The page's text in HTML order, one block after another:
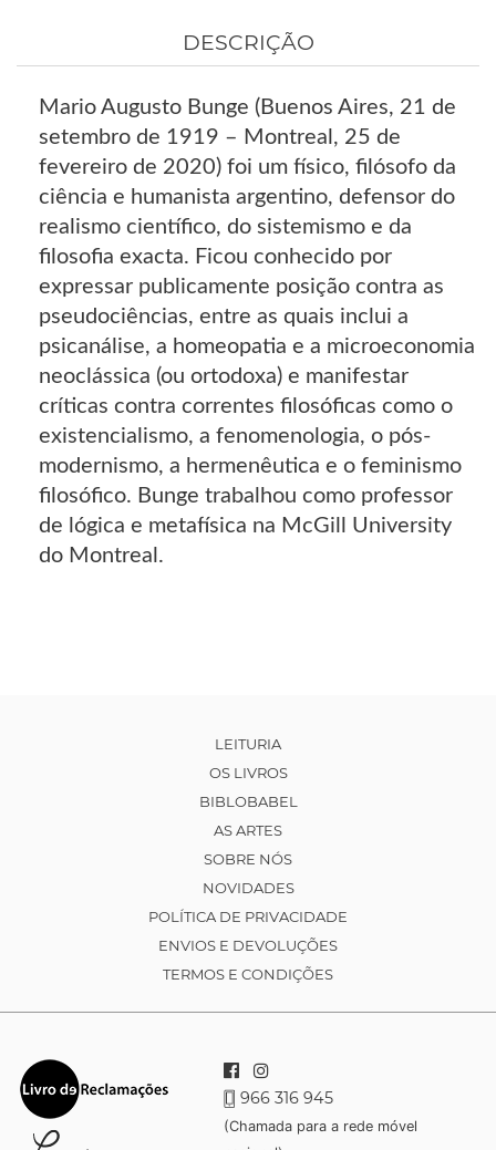
DESCRIÇÃO
Mario Augusto Bunge (Buenos Aires, 21 de
setembro de 1919 – Montreal, 25 de
fevereiro de 2020) foi um físico, filósofo da
ciência e humanista argentino, defensor do
realismo científico, do sistemismo e da
filosofia exacta. Ficou conhecido por
expressar publicamente posição contra as
pseudociências, entre as quais inclui a
psicanálise, a homeopatia e a microeconomia
neoclássica (ou ortodoxa) e manifestar
críticas contra correntes filosóficas como o
existencialismo, a fenomenologia, o pós-
modernismo, a hermenêutica e o feminismo
filosófico. Bunge trabalhou como professor
de lógica e metafísica na McGill University
do Montreal.
LEITURIA
OS LIVROS
BIBLOBABEL
AS ARTES
SOBRE NÓS
NOVIDADES
POLÍTICA DE PRIVACIDADE
ENVIOS E DEVOLUÇÕES
TERMOS E CONDIÇÕES
966 316 945
(Chamada para a rede móvel